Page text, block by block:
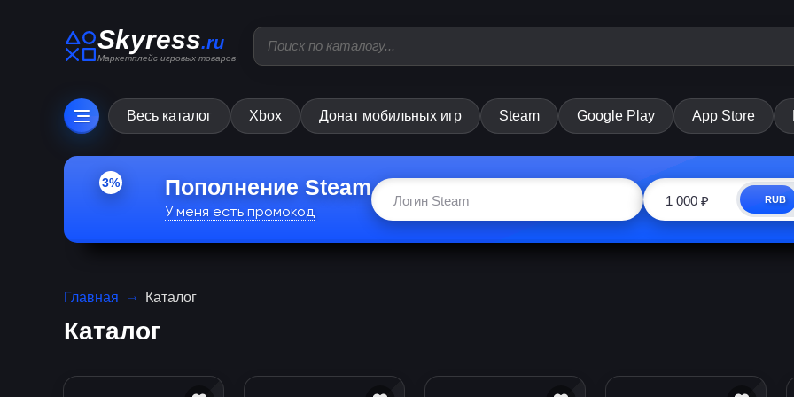
Skyress.ru
Маркетплейс игровых товаров
Весь каталог Xbox Донат мобильных игр Steam Google Play App Store
3% Пополнение Steam
У меня есть промокод
RUB
Главная Каталог
Каталог